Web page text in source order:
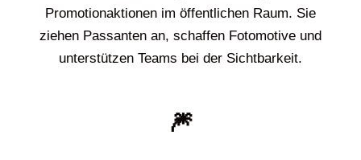
Promotionaktionen im öffentlichen Raum. Sie
ziehen Passanten an, schaffen Fotomotive und
unterstützen Teams bei der Sichtbarkeit.
🎆